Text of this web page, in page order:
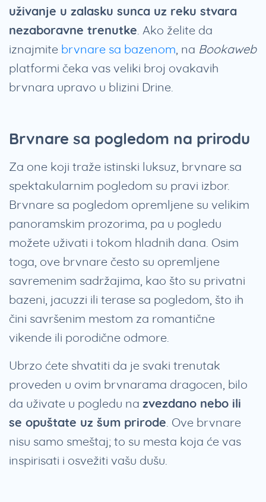
uživanje u zalasku sunca uz reku stvara
nezaboravne trenutke . Ako želite da
iznajmite brvnare sa bazenom , na Bookaweb
platformi čeka vas veliki broj ovakavih
brvnara upravo u blizini Drine.
Brvnare sa pogledom na prirodu
Za one koji traže istinski luksuz, brvnare sa
spektakularnim pogledom su pravi izbor.
Brvnare sa pogledom opremljene su velikim
panoramskim prozorima, pa u pogledu
možete uživati i tokom hladnih dana. Osim
toga, ove brvnare često su opremljene
savremenim sadržajima, kao što su privatni
bazeni, jacuzzi ili terase sa pogledom, što ih
čini savršenim mestom za romantične
vikende ili porodične odmore.
Ubrzo ćete shvatiti da je svaki trenutak
proveden u ovim brvnarama dragocen, bilo
da uživate u pogledu na zvezdano nebo ili
se opuštate uz šum prirode . Ove brvnare
nisu samo smeštaj; to su mesta koja će vas
inspirisati i osvežiti vašu dušu.